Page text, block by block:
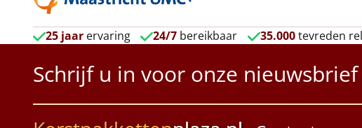
25 jaar ervaring 24/7 bereikbaar 35.000tevreden
Schrijf u in voor onze nieuwsbrief